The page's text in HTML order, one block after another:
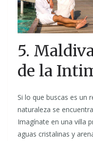
5.
de la
Si lo que buscas es un
naturaleza se
Imagínate en una villa
aguas cristalinas y